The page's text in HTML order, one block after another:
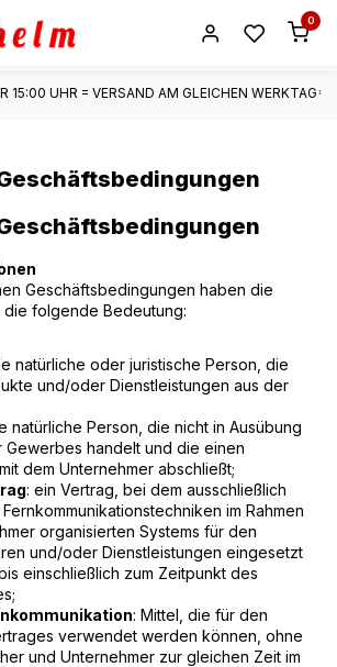
0
15:00 UHR = VERSAND AM GLEICHEN WERKTAG*
Geschäftsbedingungen haben die
folgende Bedeutung:
natürliche oder juristische Person, die
und/oder Dienstleistungen aus der
natürliche Person, die nicht in Ausübung
handelt und die einen
dem Unternehmer abschließt;
: ein Vertrag, bei dem ausschließlich
im Rahmen
organisierten Systems für den
und/oder Dienstleistungen eingesetzt
einschließlich zum Zeitpunkt des
: Mittel, die für den
verwendet werden können, ohne
und Unternehmer zur gleichen Zeit im